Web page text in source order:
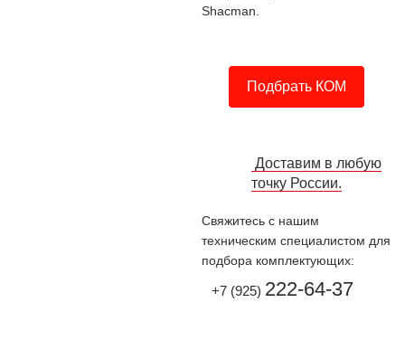
Shacman.
Подбрать КОМ
Доставим в любую
точку России.
Свяжитесь с нашим
техническим специалистом для
подбора комплектующих:
+7 (925) 222-64-37